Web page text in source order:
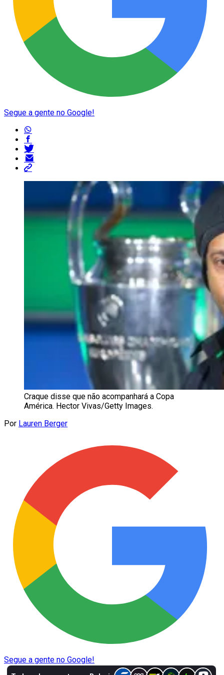
Segue a gente no Google!
Craque disse que não acompanhará a Copa
América. Hector Vivas/Getty Images.
Por Lauren Berger
Segue a gente no Google!